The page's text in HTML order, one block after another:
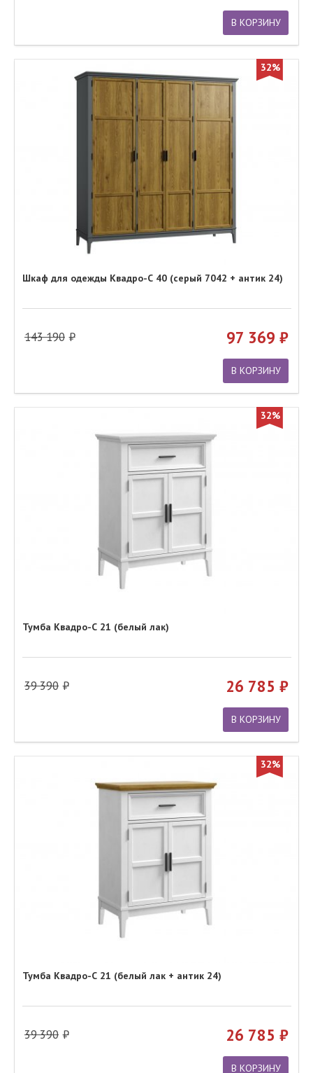
В КОРЗИНУ
32%
Шкаф для одежды Квадро-С 40 (серый 7042 + антик 24)
143 190 97 369
В КОРЗИНУ
32%
Тумба Квадро-С 21 (белый лак)
39 390 26 785
В КОРЗИНУ
32%
Тумба Квадро-С 21 (белый лак + антик 24)
39 390 26 785
В КОРЗИНУ